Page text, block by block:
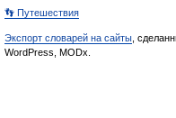
👣 Путешествия
Экспорт словарей на сайты ,
WordPress, MODx.